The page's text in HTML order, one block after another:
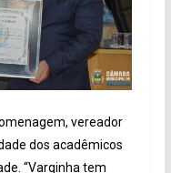
vereador
dos acadêmicos
“Varginha tem